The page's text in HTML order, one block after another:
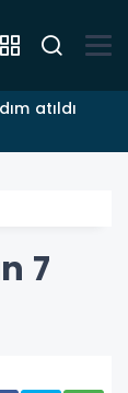
atıldı
7